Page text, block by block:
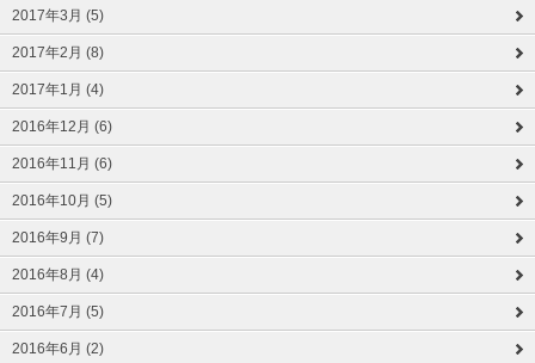
2017年3月 (5)
2017年2月 (8)
2017年1月 (4)
2016年12月 (6)
2016年11月 (6)
2016年10月 (5)
2016年9月 (7)
2016年8月 (4)
2016年7月 (5)
2016年6月 (2)